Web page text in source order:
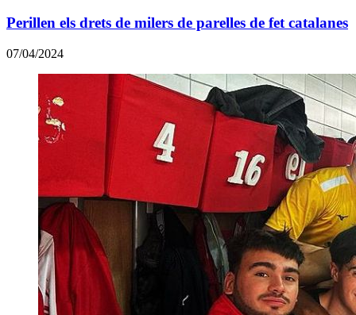
Perillen els drets de milers de parelles de fet catalanes
07/04/2024